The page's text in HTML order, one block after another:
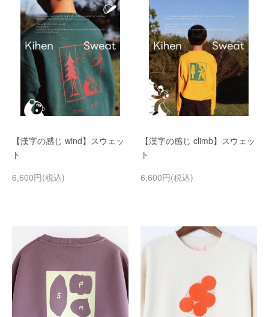
【漢字の感じ wind】スウェッ
ト
6,600円(税込)
【漢字の感じ climb】スウェッ
ト
6,600円(税込)